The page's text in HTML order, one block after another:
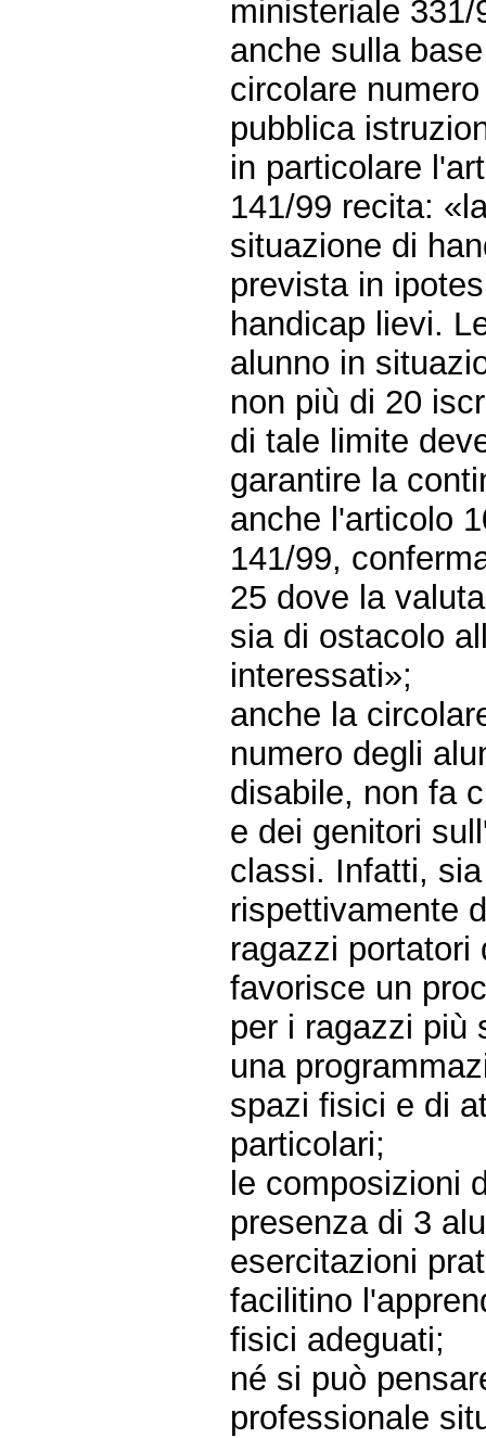
ministeriale
anche sulla
circolare
pubblica
in particolare
141/99 recita:
situazione di
prevista in
handicap lievi.
alunno in
non più di 20
di tale limite
garantire la
anche l'articolo
141/99,
25 dove la
sia di ostacolo
interessati»;
anche la
numero degli
disabile, non fa
e dei genitori
classi. Infatti,
rispettivamente
ragazzi portatori
favorisce un
per i ragazzi più
una
spazi fisici e di
particolari;
le composizioni
presenza di 3
esercitazioni
facilitino
fisici adeguati;
né si può
professionale